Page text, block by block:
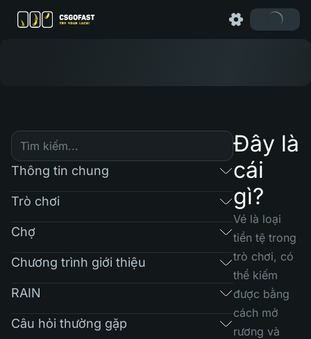
Thông tin chung
Trò chơi
Chợ
Chương trình giới thiệu
RAIN
Câu hỏi thường gặp
Đây là
cái
gì?
Vé là loại
tiền tệ trong
trò chơi, có
thể kiếm
được bằng
cách mở
rương và